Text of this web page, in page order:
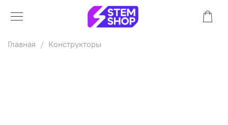
Главная Конструкторы